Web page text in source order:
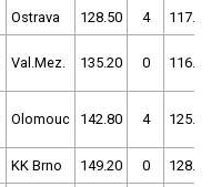
Ostrava 128.50 4 117.00
Val.Mez. 135.20 0 116.20
Olomouc 142.80 4 125.10
KK Brno 149.20 0 128.00